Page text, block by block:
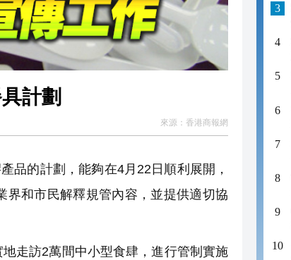
章
20:34
計劃
來源： 香港商報網
品的計劃，能夠在4月22日順利展開，
和市民解釋規管內容，並提供適切協
走訪2萬間中小型食肆，進行管制實施